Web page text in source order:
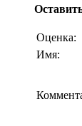
Оценка:
Имя: